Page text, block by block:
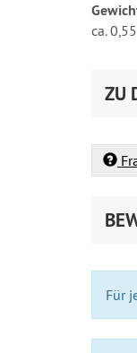
ca.
ZU
Für